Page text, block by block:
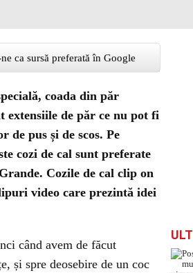
ca sursă preferată în Google
coada din păr
de păr ce nu pot fi
de pus și de scos. Pe
cozi de cal sunt preferate
Cozile de cal clip on
video care prezintă idei
când avem de făcut
și spre deosebire de un coc